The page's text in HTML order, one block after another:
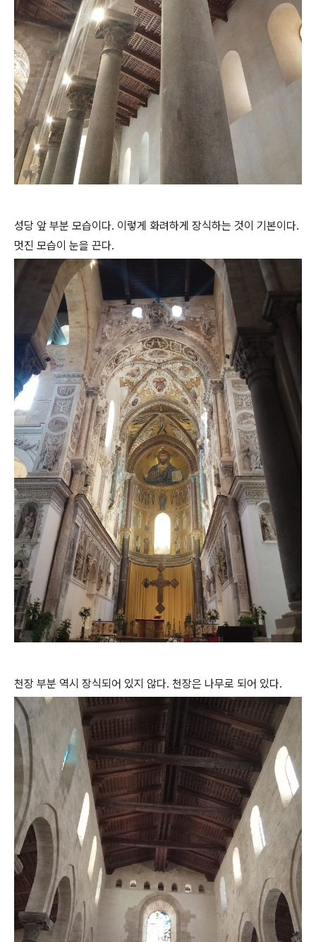
성당 앞 부분 모습이다. 이렇게 화려하게 장식하는 것이 기본이다.
멋진 모습이 눈을 끈다.
천장 부분 역시 장식되어 있지 않다. 천장은 나무로 되어 있다.